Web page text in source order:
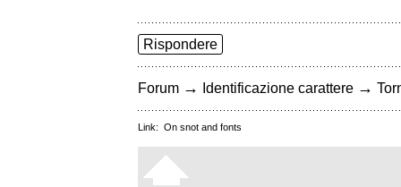
Rispondere
Forum → Identificazione carattere →
Link: On snot and fonts